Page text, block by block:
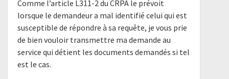
Comme l’article L311-2 du CRPA le prévoit
lorsque le demandeur a mal identifié celui qui est
susceptible de répondre à sa requête, je vous prie
de bien vouloir transmettre ma demande au
service qui détient les documents demandés si tel
est le cas.